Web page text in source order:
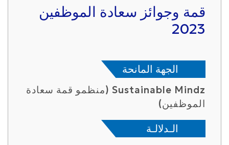
قمة وجوائز سعادة الموظفين
2023
الجهة المانحة
Sustainable Mindz (منظمو قمة سعادة
الموظفين)
الـدلالـة